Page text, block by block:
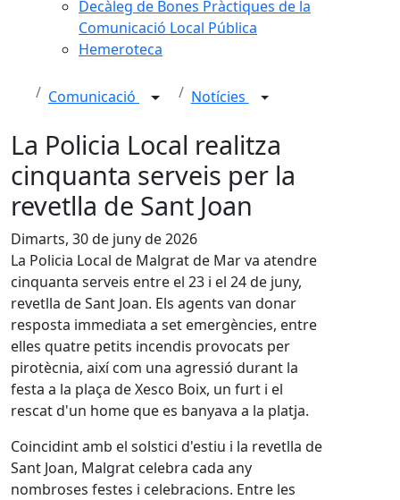
Decàleg de Bones Pràctiques de la
Comunicació Local Pública
Hemeroteca
Comunicació Notícies
La Policia Local realitza
cinquanta serveis per la
revetlla de Sant Joan
Dimarts, 30 de juny de 2026
La Policia Local de Malgrat de Mar va atendre
cinquanta serveis entre el 23 i el 24 de juny,
revetlla de Sant Joan. Els agents van donar
resposta immediata a set emergències, entre
elles quatre petits incendis provocats per
pirotècnia, així com una agressió durant la
festa a la plaça de Xesco Boix, un furt i el
rescat d'un home que es banyava a la platja.
Coincidint amb el solstici d'estiu i la revetlla de
Sant Joan, Malgrat celebra cada any
nombroses festes i celebracions. Entre les